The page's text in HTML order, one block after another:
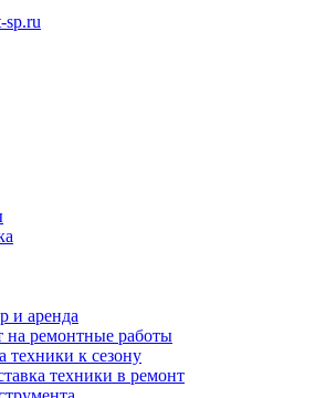
sp.ru
и аренда
на ремонтные работы
техники к сезону
техники в ремонт